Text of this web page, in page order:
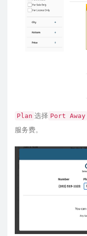
Plan 选择 Port Away
服务费。